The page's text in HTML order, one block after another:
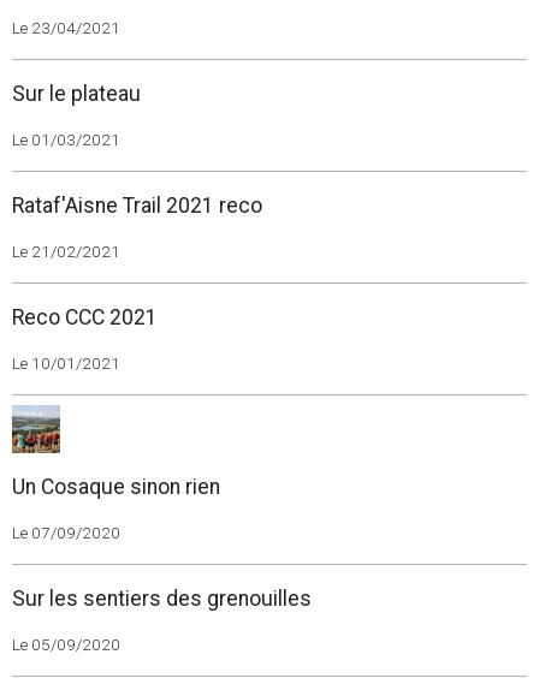
Le 23/04/2021
Sur le plateau
Le 01/03/2021
Rataf'Aisne Trail 2021 reco
Le 21/02/2021
Reco CCC 2021
Le 10/01/2021
Un Cosaque sinon rien
Le 07/09/2020
Sur les sentiers des grenouilles
Le 05/09/2020